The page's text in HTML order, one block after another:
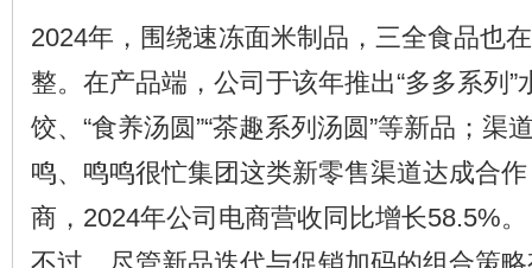
2024年，围绕速冻面米制品，三全食品也
整。在产品端，公司于该年推出“多多系列”
饺、“食养汤圆”“茶趣系列汤圆”等新品；渠
鸣、鸣鸣很忙集团这类新零售渠道达成合
商，2024年公司电商营收同比增长58.5%。